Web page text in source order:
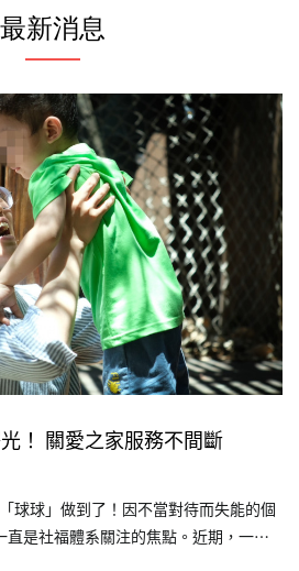
木上覆蓋著美國國旗，標準的美
遵照Frank的遺願，以花葬的形
的土地上。一、專案關注的議題
今高度全球化的重大現象，然而
遷徙動機為何，…
最新消息
！ 關愛之家服務不間斷
球球」做到了！因不當對待而失能的個
是社福體系關注的焦點。近期，一名